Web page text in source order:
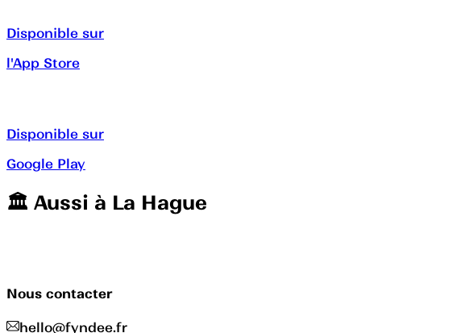
Disponible sur
l'App Store
Disponible sur
Google Play
🏛️️ Aussi à La Hague
Nous contacter
hello@fyndee.fr